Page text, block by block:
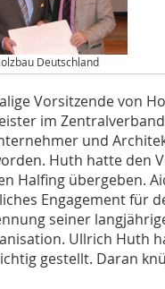
Deutschland
Vorsitzende von
im
und
Huth hatte den
Halfing übergeben.
Engagement für
seiner
Ullrich Huth
gestellt. Daran